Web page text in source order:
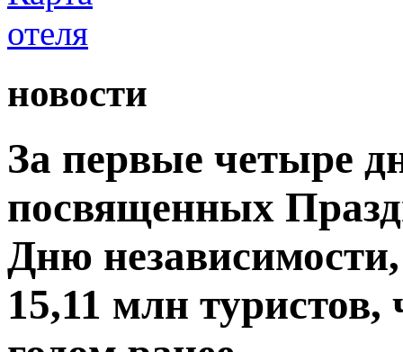
новости
За первые четыре
посвященных
Дню
15,11 млн